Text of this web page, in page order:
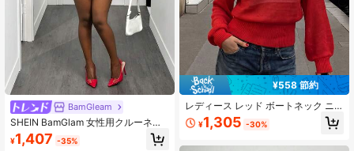
BamGleam
SHEIN BamGlam 女性用クルーネッ
クプルオーバーセーター、ローズレ
ッドのチェック柄ハートジャカード
¥1,407 -35%
¥558 節約
レディース レッド ボートネック ニ
ットトップ、長袖ランタンスリーブ
シアーメッシュ セーター、スリムフ
¥1,305 -30%